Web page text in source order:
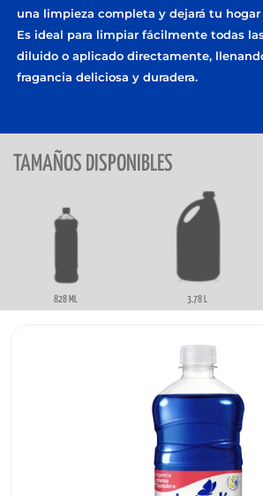
una limpieza completa y dejará tu
Es ideal para limpiar fácilmente todas
diluido o aplicado directamente,
fragancia deliciosa y duradera.
TAMAÑOS DISPONIBLES
828 ML 3.78 L